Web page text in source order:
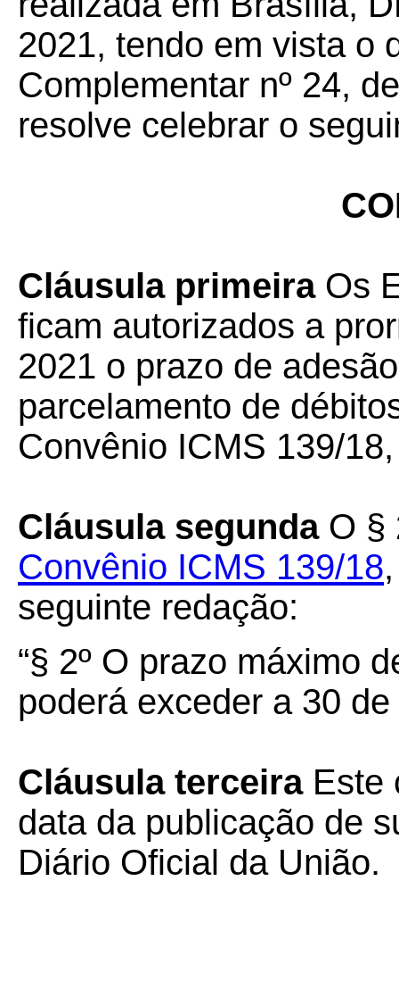
2021, tendo em vista o
Complementar nº 24,
resolve celebrar o
Cláusula primeiraOs
ficam autorizados a
2021 o prazo de
parcelamento de
Convênio ICMS 139/
Cláusula segundaO §
Convênio ICMS 139/18
seguinte redação:
“§ 2º O prazo máximo
poderá exceder a 30
Cláusula terceiraEste
data da publicação de
Diário Oficial da União.